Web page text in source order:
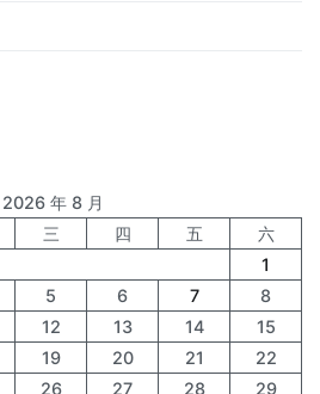
2026 年 8 月
三 四 五
六
1
5 6 7
8
12 13 14
15
19 20 21
22
26 27 28
29